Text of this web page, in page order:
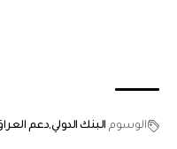
الوسوم البنك الدوليدعم